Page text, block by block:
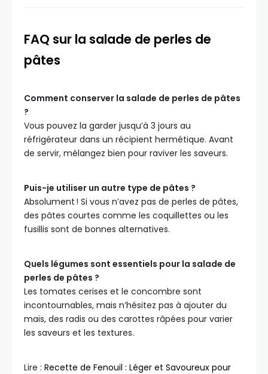
FAQ sur la salade de perles de
pâtes
Comment conserver la salade de perles de pâtes
?
Vous pouvez la garder jusqu’à 3 jours au
réfrigérateur dans un récipient hermétique. Avant
de servir, mélangez bien pour raviver les saveurs.
Puis-je utiliser un autre type de pâtes ?
Absolument ! Si vous n’avez pas de perles de pâtes,
des pâtes courtes comme les coquillettes ou les
fusillis sont de bonnes alternatives.
Quels légumes sont essentiels pour la salade de
perles de pâtes ?
Les tomates cerises et le concombre sont
incontournables, mais n’hésitez pas à ajouter du
maïs, des radis ou des carottes râpées pour varier
les saveurs et les textures.
Lire : Recette de Fenouil : Léger et Savoureux pour